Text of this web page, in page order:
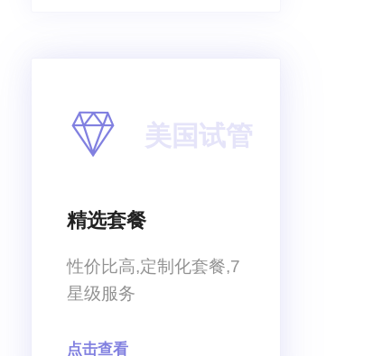
美国试管
精选套餐
性价比高,定制化套餐,7
星级服务
点击查看